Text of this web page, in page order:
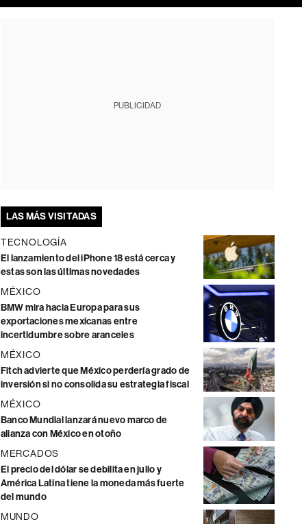
PUBLICIDAD
LAS MÁS VISITADAS
TECNOLOGÍA
El lanzamiento del iPhone 18 está cerca y
estas son las últimas novedades
MÉXICO
BMW mira hacia Europa para sus
exportaciones mexicanas entre
incertidumbre sobre aranceles
MÉXICO
Fitch advierte que México perdería grado de
inversión si no consolida su estrategia fiscal
MÉXICO
Banco Mundial lanzará nuevo marco de
alianza con México en otoño
MERCADOS
El precio del dólar se debilita en julio y
América Latina tiene la moneda más fuerte
del mundo
MUNDO